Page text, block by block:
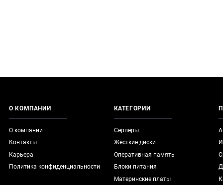
О КОМПАНИИ
О компании
Контакты
Карьера
Политика конфиденциальности
КАТЕГОРИИ
Серверы
Жёсткие диски
Оперативная память
Блоки питания
Материнские платы